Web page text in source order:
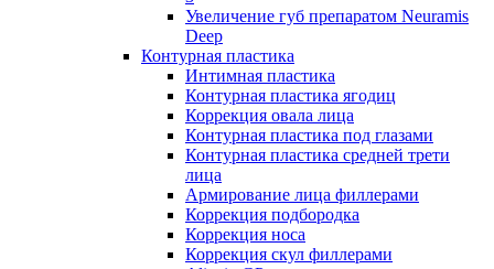
Увеличение губ препаратом Neuramis
Deep
Контурная пластика
Интимная пластика
Контурная пластика ягодиц
Коррекция овала лица
Контурная пластика под глазами
Контурная пластика средней трети
лица
Армирование лица филлерами
Коррекция подбородка
Коррекция носа
Коррекция скул филлерами